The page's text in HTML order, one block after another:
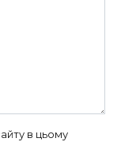
в цьому